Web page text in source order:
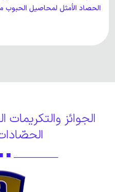
الحصاد الأمثل لمحاصيل الحبوب
الجوائز
الحصّادات
ـــــــــــــــــــــــــــــ